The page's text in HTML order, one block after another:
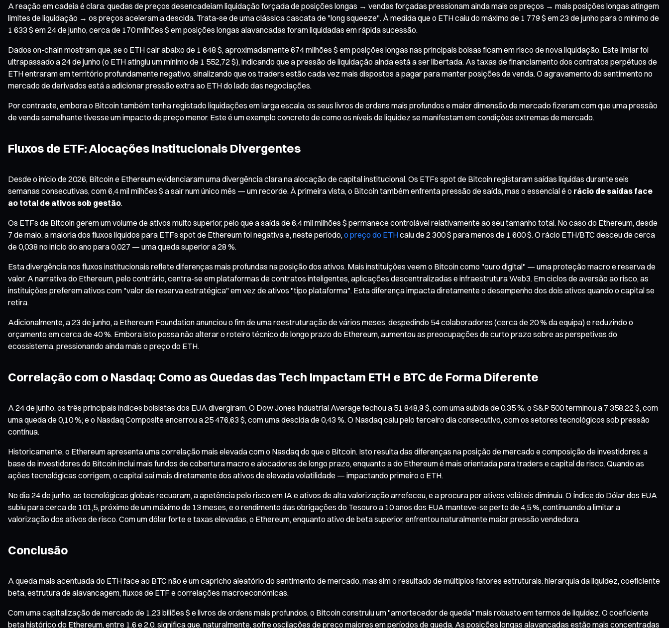
A reação em cadeia é clara: quedas de preços desencadeiam liquidação forçada de posições longas → vendas forçadas pressionam ainda mais os preços → mais posições longas atingem
limites de liquidação → os preços aceleram a descida. Trata-se de uma clássica cascata de "long squeeze". À medida que o ETH caiu do máximo de 1 779 $ em 23 de junho para o mínimo de
1 633 $ em 24 de junho, cerca de 170 milhões $ em posições longas alavancadas foram liquidadas em rápida sucessão.
Dados on-chain mostram que, se o ETH cair abaixo de 1 648 $, aproximadamente 674 milhões $ em posições longas nas principais bolsas ficam em risco de nova liquidação. Este limiar foi
ultrapassado a 24 de junho (o ETH atingiu um mínimo de 1 552,72 $), indicando que a pressão de liquidação ainda está a ser libertada. As taxas de financiamento dos contratos perpétuos de
ETH entraram em território profundamente negativo, sinalizando que os traders estão cada vez mais dispostos a pagar para manter posições de venda. O agravamento do sentimento no
mercado de derivados está a adicionar pressão extra ao ETH do lado das negociações.
Por contraste, embora o Bitcoin também tenha registado liquidações em larga escala, os seus livros de ordens mais profundos e maior dimensão de mercado fizeram com que uma pressão
de venda semelhante tivesse um impacto de preço menor. Este é um exemplo concreto de como os níveis de liquidez se manifestam em condições extremas de mercado.
Fluxos de ETF: Alocações Institucionais Divergentes
Desde o início de 2026, Bitcoin e Ethereum evidenciaram uma divergência clara na alocação de capital institucional. Os ETFs spot de Bitcoin registaram saídas líquidas durante seis
semanas consecutivas, com 6,4 mil milhões $ a sair num único mês — um recorde. À primeira vista, o Bitcoin também enfrenta pressão de saída, mas o essencial é o rácio de saídas face
ao total de ativos sob gestão.
Os ETFs de Bitcoin gerem um volume de ativos muito superior, pelo que a saída de 6,4 mil milhões $ permanece controlável relativamente ao seu tamanho total. No caso do Ethereum, desde
7 de maio, a maioria dos fluxos líquidos para ETFs spot de Ethereum foi negativa e, neste período, o preço do ETHcaiu de 2 300 $ para menos de 1 600 $. O rácio ETH/BTC desceu de cerca
de 0,038 no início do ano para 0,027 — uma queda superior a 28 %.
Esta divergência nos fluxos institucionais reflete diferenças mais profundas na posição dos ativos. Mais instituições veem o Bitcoin como "ouro digital" — uma proteção macro e reserva de
valor. A narrativa do Ethereum, pelo contrário, centra-se em plataformas de contratos inteligentes, aplicações descentralizadas e infraestrutura Web3. Em ciclos de aversão ao risco, as
instituições preferem ativos com "valor de reserva estratégica" em vez de ativos "tipo plataforma". Esta diferença impacta diretamente o desempenho dos dois ativos quando o capital se
retira.
Adicionalmente, a 23 de junho, a Ethereum Foundation anunciou o fim de uma reestruturação de vários meses, despedindo 54 colaboradores (cerca de 20 % da equipa) e reduzindo o
orçamento em cerca de 40 %. Embora isto possa não alterar o roteiro técnico de longo prazo do Ethereum, aumentou as preocupações de curto prazo sobre as perspetivas do
ecossistema, pressionando ainda mais o preço do ETH.
Correlação com o Nasdaq: Como as Quedas das Tech Impactam ETH e BTC de Forma Diferente
A 24 de junho, os três principais índices bolsistas dos EUA divergiram. O Dow Jones Industrial Average fechou a 51 848,9 $, com uma subida de 0,35 %; o S&P 500 terminou a 7 358,22 $, com
uma queda de 0,10 %; e o Nasdaq Composite encerrou a 25 476,63 $, com uma descida de 0,43 %. O Nasdaq caiu pelo terceiro dia consecutivo, com os setores tecnológicos sob pressão
contínua.
Historicamente, o Ethereum apresenta uma correlação mais elevada com o Nasdaq do que o Bitcoin. Isto resulta das diferenças na posição de mercado e composição de investidores: a
base de investidores do Bitcoin inclui mais fundos de cobertura macro e alocadores de longo prazo, enquanto a do Ethereum é mais orientada para traders e capital de risco. Quando as
ações tecnológicas corrigem, o capital sai mais diretamente dos ativos de elevada volatilidade — impactando primeiro o ETH.
No dia 24 de junho, as tecnológicas globais recuaram, a apetência pelo risco em IA e ativos de alta valorização arrefeceu, e a procura por ativos voláteis diminuiu. O Índice do Dólar dos EUA
subiu para cerca de 101,5, próximo de um máximo de 13 meses, e o rendimento das obrigações do Tesouro a 10 anos dos EUA manteve-se perto de 4,5 %, continuando a limitar a
valorização dos ativos de risco. Com um dólar forte e taxas elevadas, o Ethereum, enquanto ativo de beta superior, enfrentou naturalmente maior pressão vendedora.
Conclusão
A queda mais acentuada do ETH face ao BTC não é um capricho aleatório do sentimento de mercado, mas sim o resultado de múltiplos fatores estruturais: hierarquia da liquidez, coeficiente
beta, estrutura de alavancagem, fluxos de ETF e correlações macroeconómicas.
Com uma capitalização de mercado de 1,23 biliões $ e livros de ordens mais profundos, o Bitcoin construiu um "amortecedor de queda" mais robusto em termos de liquidez. O coeficiente
beta histórico do Ethereum, entre 1,6 e 2,0, significa que, naturalmente, sofre oscilações de preço maiores em períodos de queda. As posições longas alavancadas estão mais concentradas